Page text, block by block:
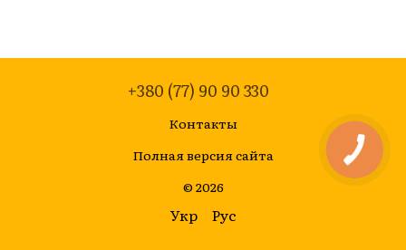
+380 (77) 90 90 330
Контакты
Полная версия сайта
© 2026
Укр Рус